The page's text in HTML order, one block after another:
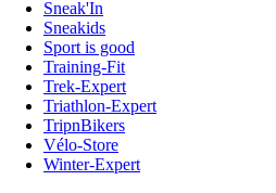
Sneak'In
Sneakids
Sport is good
Training-Fit
Trek-Expert
Triathlon-Expert
TripnBikers
Vélo-Store
Winter-Expert